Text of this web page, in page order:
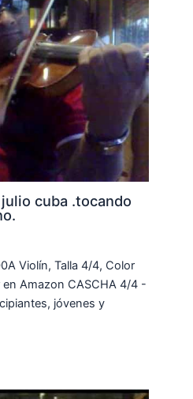
cuba .tocando
Violín, Talla 4/4, Color
Amazon CASCHA 4/4 -
jóvenes y